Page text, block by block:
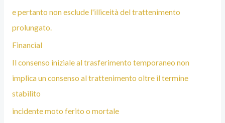
e pertanto non esclude l'illiceità del trattenimento
prolungato.
Financial
Il consenso iniziale al trasferimento temporaneo non
implica un consenso al trattenimento oltre il termine
stabilito
incidente moto ferito o mortale